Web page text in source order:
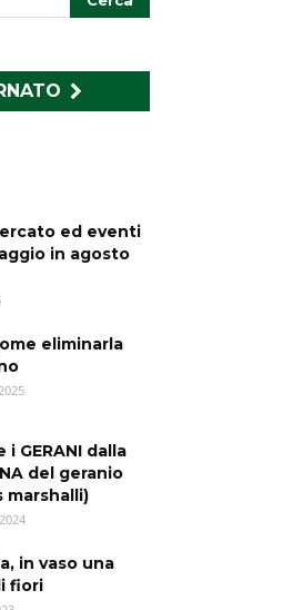
ed eventi
in agosto
eliminarla
GERANI dalla
del geranio
marshalli)
in vaso una
fiori